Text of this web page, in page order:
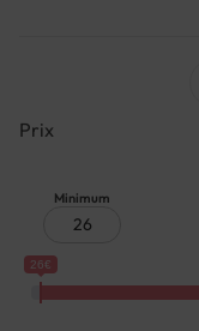
Prix
Minimum
26€